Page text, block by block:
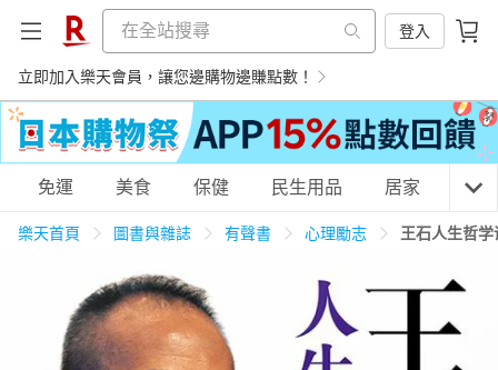
登入
立即加入樂天會員，讓您邊購物邊賺點數！
購物網分類
天天免運 美食蛋糕 養生保健 民生用品
免運 美食 保健 民生用品 居家 3C
樂天首頁 圖書與雜誌 有聲書 心理勵志 王石人生哲